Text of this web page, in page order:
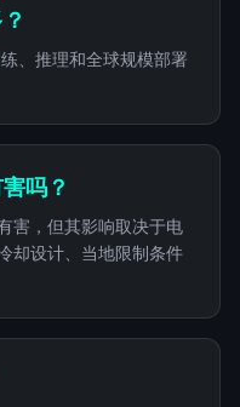
、推理和全球规模部署
吗？
害，但其影响取决于电
却设计、当地限制条件